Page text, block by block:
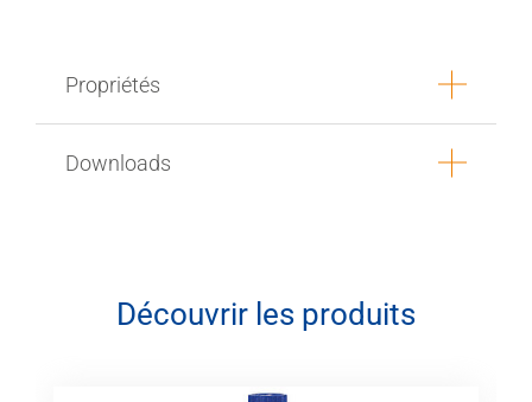
Propriétés
Downloads
Découvrir les produits